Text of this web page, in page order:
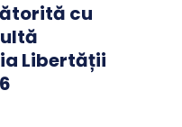
cu
Libertății